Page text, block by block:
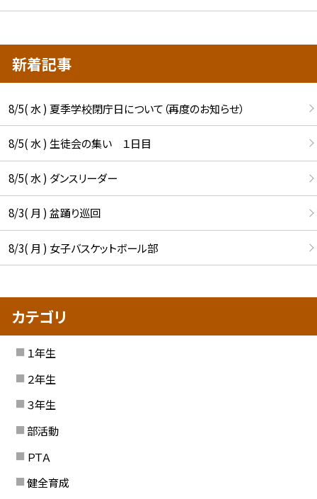
新着記事
8/5( 水 ) 夏季学校閉庁日について（再度のお知らせ）
8/5( 水 ) 生徒会の集い １日目
8/5( 水 ) ダンスリーダー
8/3( 月 ) 盆踊り巡回
8/3( 月 ) 女子バスケットボール部
カテゴリ
１年生
２年生
３年生
部活動
ＰＴＡ
健全育成